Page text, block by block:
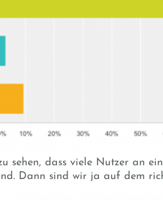
sehen, dass viele Nutzer an
Dann sind wir ja auf dem